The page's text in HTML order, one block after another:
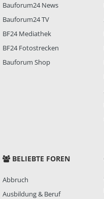
Bauforum24 News
Bauforum24 TV
BF24 Mediathek
BF24 Fotostrecken
Bauforum Shop
BELIEBTE FOREN
Abbruch
Ausbildung & Beruf